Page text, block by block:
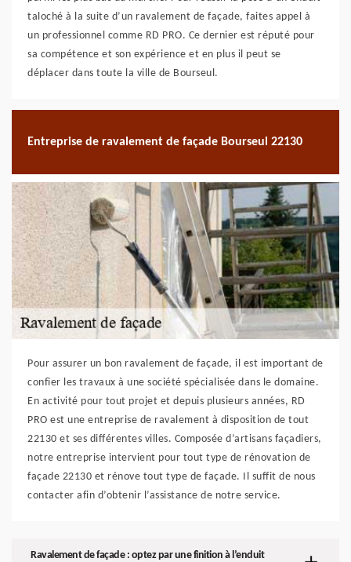
taloché à la suite d’un ravalement de façade, faites appel à
un professionnel comme RD PRO. Ce dernier est réputé pour
sa compétence et son expérience et en plus il peut se
déplacer dans toute la ville de Bourseul.
Entreprise de ravalement de façade Bourseul 22130
Pour assurer un bon ravalement de façade, il est important de
confier les travaux à une société spécialisée dans le domaine.
En activité pour tout projet et depuis plusieurs années, RD
PRO est une entreprise de ravalement à disposition de tout
22130 et ses différentes villes. Composée d’artisans façadiers,
notre entreprise intervient pour tout type de rénovation de
façade 22130 et rénove tout type de façade. Il suffit de nous
contacter afin d’obtenir l’assistance de notre service.
Ravalement de façade : optez par une finition à l’enduit